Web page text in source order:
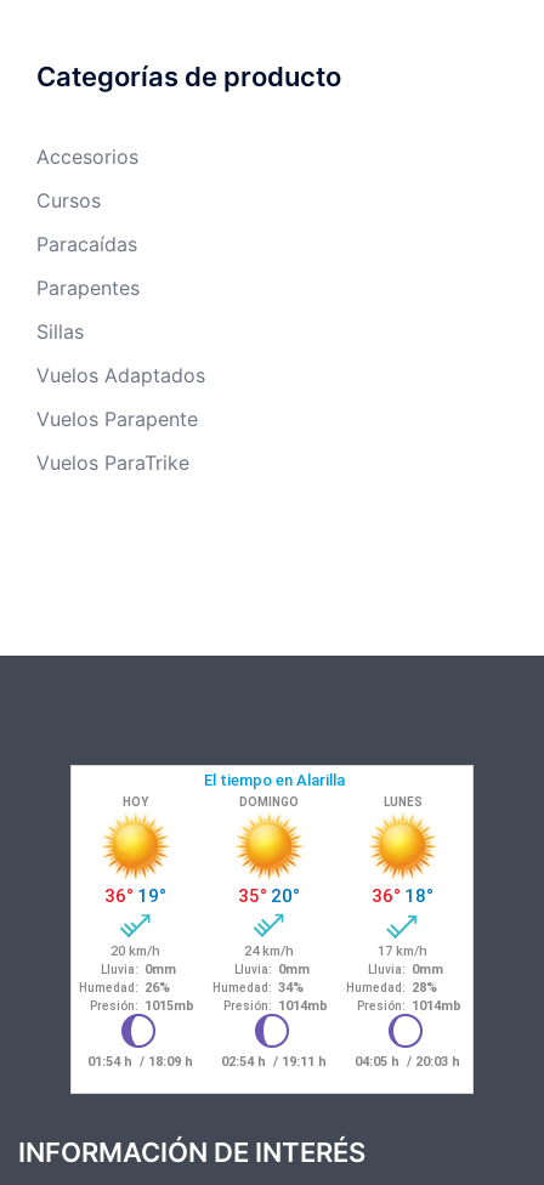
Categorías de producto
Accesorios
Cursos
Paracaídas
Parapentes
Sillas
Vuelos Adaptados
Vuelos Parapente
Vuelos ParaTrike
INFORMACIÓN DE INTERÉS